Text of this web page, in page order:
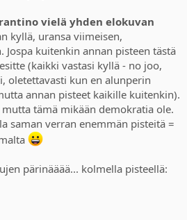
vielä yhden elokuvan
kyllä, uransa viimeisen,
Jospa kuitenkin annan pisteen tästä
(kaikki vastasi kyllä - no joo,
oletettavasti kun en alunperin
annan pisteet kaikille kuitenkin).
tämä mikään demokratia ole.
saman verran enemmän pisteitä =
pärinääää... kolmella pisteellä: